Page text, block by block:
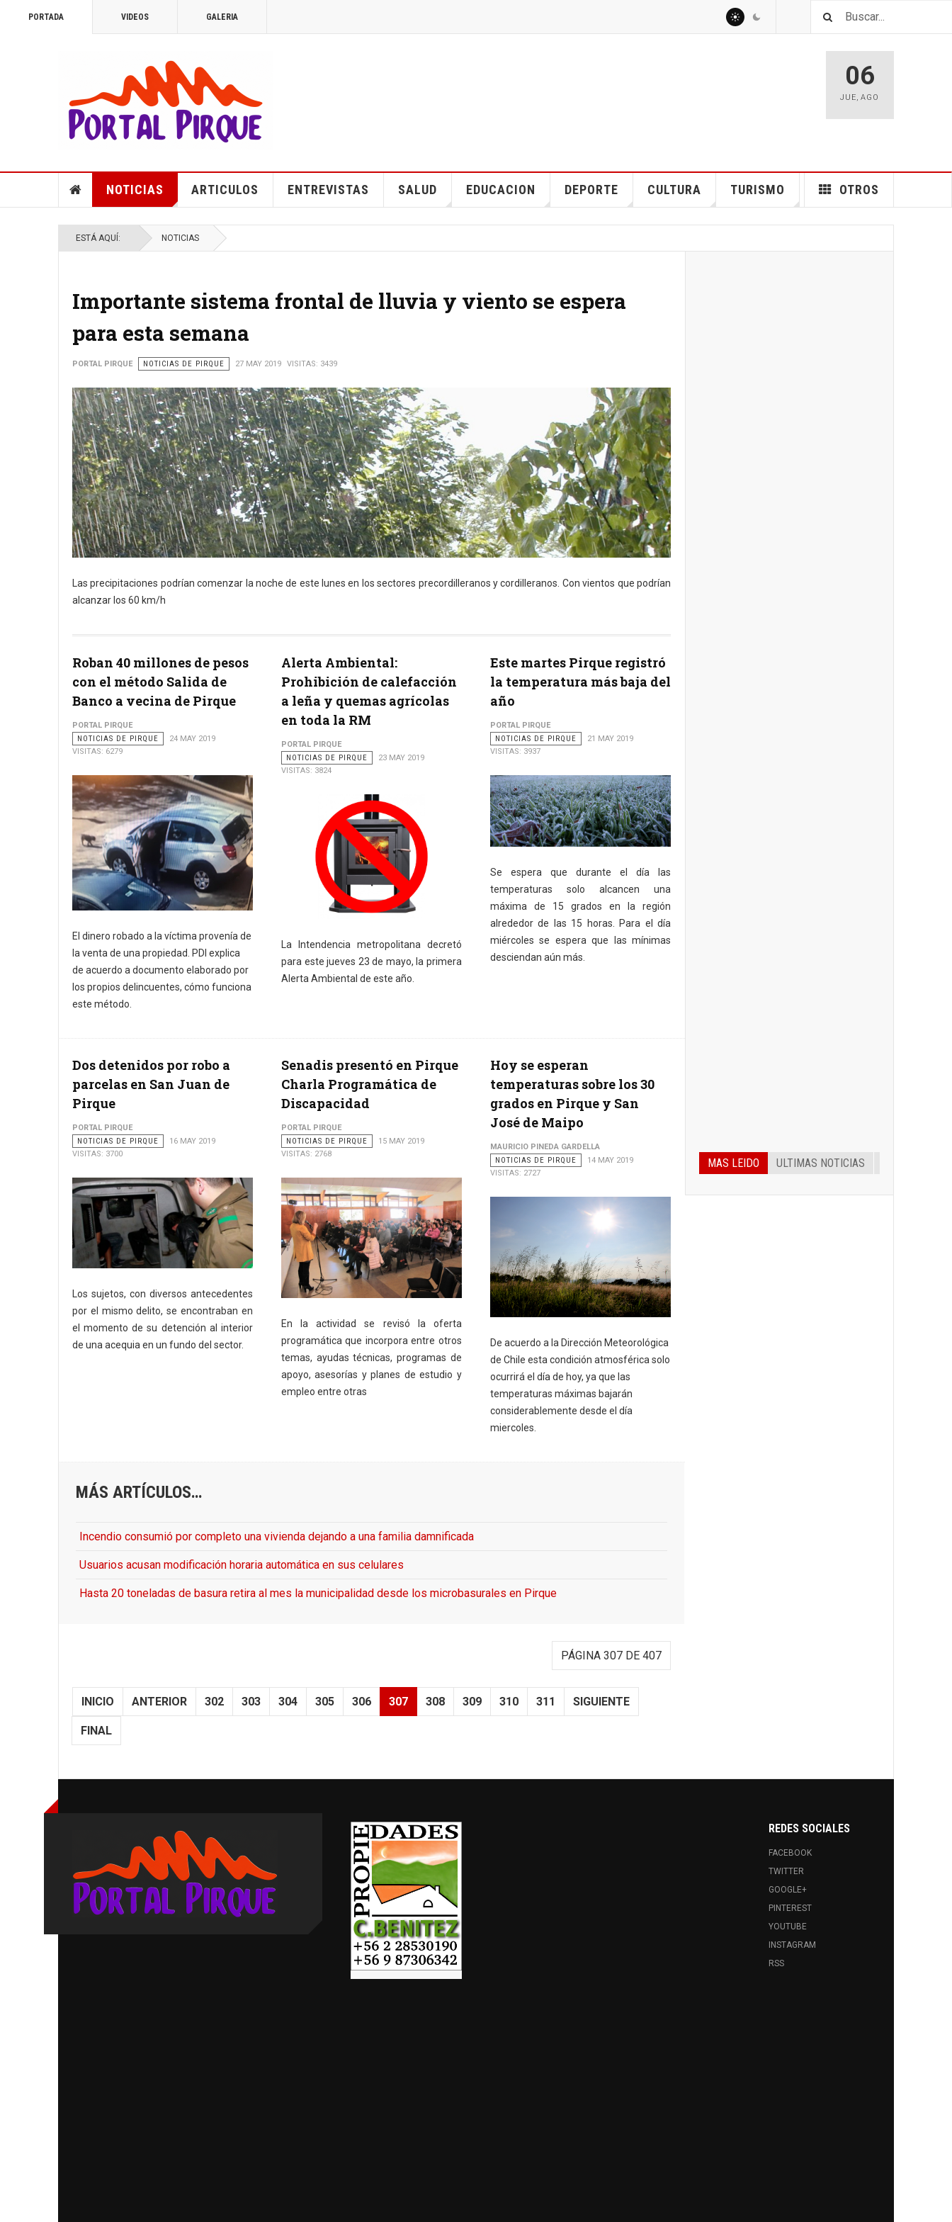
PORTADA VIDEOS GALERIA
06
JUE,AGO
NOTICIAS ARTICULOS ENTREVISTAS SALUD EDUCACION DEPORTE CULTURA TURISMO OTROS
ESTÁ AQUÍ: NOTICIAS
Importante sistema frontal de lluvia y viento se espera
para esta semana
PORTAL PIRQUE NOTICIAS DE PIRQUE 27 MAY 2019 VISITAS: 3439
Las precipitaciones podrían comenzar la noche de este lunes en los sectores precordilleranos y cordilleranos. Con vientos que podrían
alcanzar los 60 km/h
Roban 40 millones de pesos
con el método Salida de
Banco a vecina de Pirque
PORTAL PIRQUE
NOTICIAS DE PIRQUE
24 MAY 2019
VISITAS: 6279
El dinero robado a la víctima provenía de
la venta de una propiedad. PDI explica
de acuerdo a documento elaborado por
los propios delincuentes, cómo funciona
este método.
Alerta Ambiental:
Prohibición de calefacción
a leña y quemas agrícolas
en toda la RM
PORTAL PIRQUE
NOTICIAS DE PIRQUE
23 MAY 2019
VISITAS: 3824
La Intendencia metropolitana decretó
para este jueves 23 de mayo, la primera
Alerta Ambiental de este año.
Este martes Pirque registró
la temperatura más baja del
año
PORTAL PIRQUE
NOTICIAS DE PIRQUE
21 MAY 2019
VISITAS: 3937
Se espera que durante el día las
temperaturas solo alcancen una
máxima de 15 grados en la región
alrededor de las 15 horas. Para el día
miércoles se espera que las mínimas
desciendan aún más.
Dos detenidos por robo a
parcelas en San Juan de
Pirque
PORTAL PIRQUE
NOTICIAS DE PIRQUE
16 MAY 2019
VISITAS: 3700
Los sujetos, con diversos antecedentes
por el mismo delito, se encontraban en
el momento de su detención al interior
de una acequia en un fundo del sector.
Senadis presentó en Pirque
Charla Programática de
Discapacidad
PORTAL PIRQUE
NOTICIAS DE PIRQUE
15 MAY 2019
VISITAS: 2768
En la actividad se revisó la oferta
programática que incorpora entre otros
temas, ayudas técnicas, programas de
apoyo, asesorías y planes de estudio y
empleo entre otras
Hoy se esperan
temperaturas sobre los 30
grados en Pirque y San
José de Maipo
MAURICIO PINEDA GARDELLA
NOTICIAS DE PIRQUE
14 MAY 2019
VISITAS: 2727
De acuerdo a la Dirección Meteorológica
de Chile esta condición atmosférica solo
ocurrirá el día de hoy, ya que las
temperaturas máximas bajarán
considerablemente desde el día
miercoles.
MÁS ARTÍCULOS…
Incendio consumió por completo una vivienda dejando a una familia damnificada
Usuarios acusan modificación horaria automática en sus celulares
Hasta 20 toneladas de basura retira al mes la municipalidad desde los microbasurales en Pirque
PÁGINA 307 DE 407
INICIO ANTERIOR 302 303 304 305 306 307 308 309 310 311 SIGUIENTE
FINAL
MAS LEIDO ULTIMAS NOTICIAS
REDES SOCIALES
FACEBOOK
TWITTER
GOOGLE+
PINTEREST
YOUTUBE
INSTAGRAM
RSS